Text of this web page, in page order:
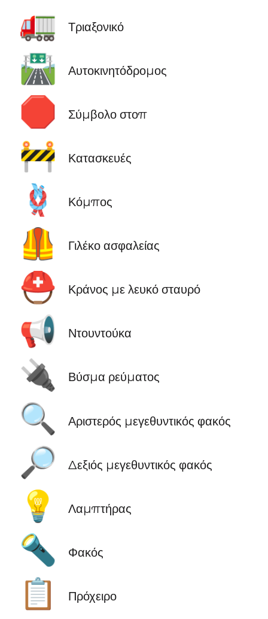
🚛 Τριαξονικό
🛣️ Αυτοκινητόδρομος
🛑 Σύμβολο στοπ
🚧 Κατασκευές
🪢 Κόμπος
🦺 Γιλέκο ασφαλείας
⛑️ Κράνος με λευκό σταυρό
📢 Ντουντούκα
🔌 Βύσμα ρεύματος
🔍 Αριστερός μεγεθυντικός φακός
🔎 Δεξιός μεγεθυντικός φακός
💡 Λαμπτήρας
🔦 Φακός
📋 Πρόχειρο